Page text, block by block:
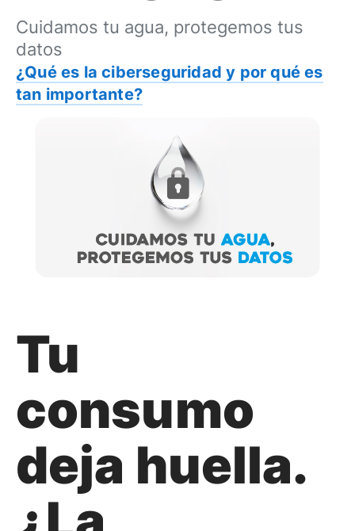
Cuidamos tu agua, protegemos tus
datos
¿Qué es la ciberseguridad y por qué es
tan importante?
Tu
consumo
deja huella.